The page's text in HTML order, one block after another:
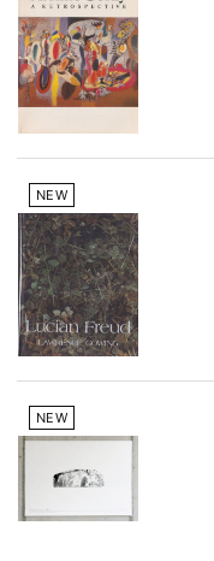
NEW
NEW